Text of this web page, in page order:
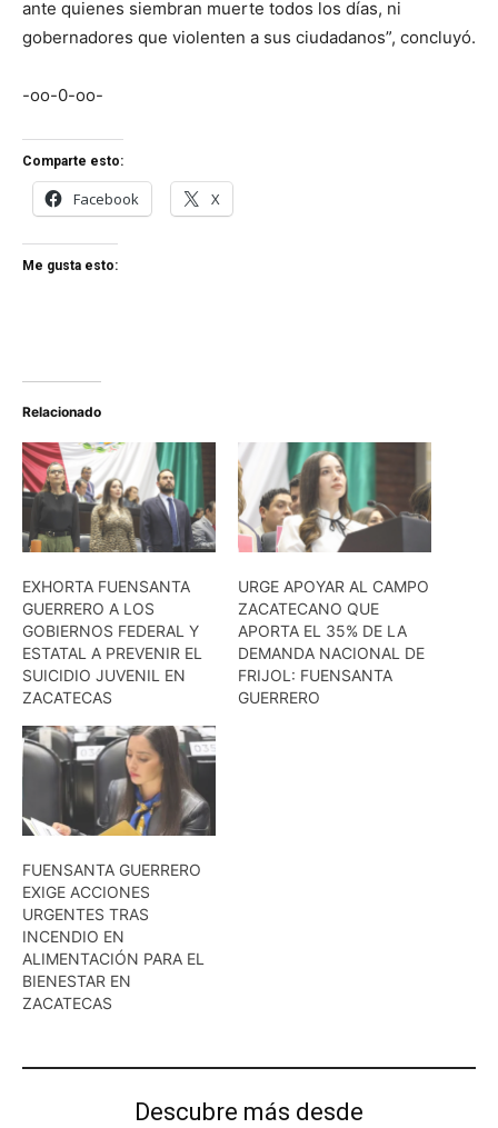
ante quienes siembran muerte todos los días, ni
gobernadores que violenten a sus ciudadanos”, concluyó.
-oo-0-oo-
Comparte esto:
Facebook X
Me gusta esto:
Relacionado
EXHORTA FUENSANTA
GUERRERO A LOS
GOBIERNOS FEDERAL Y
ESTATAL A PREVENIR EL
SUICIDIO JUVENIL EN
ZACATECAS
URGE APOYAR AL CAMPO
ZACATECANO QUE
APORTA EL 35% DE LA
DEMANDA NACIONAL DE
FRIJOL: FUENSANTA
GUERRERO
FUENSANTA GUERRERO
EXIGE ACCIONES
URGENTES TRAS
INCENDIO EN
ALIMENTACIÓN PARA EL
BIENESTAR EN
ZACATECAS
Descubre más desde